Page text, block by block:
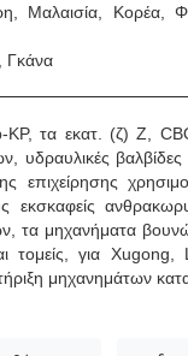
Μαλαισία, Κορέα,
Γκάνα
τα εκατ. (ζ) Ζ,
υδραυλικές
τα μηχανήματα
τομείς, για
μηχανημάτων